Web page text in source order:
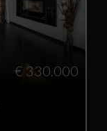
€ 330.000